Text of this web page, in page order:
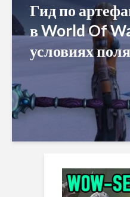
Гид по
в World Of
условиях